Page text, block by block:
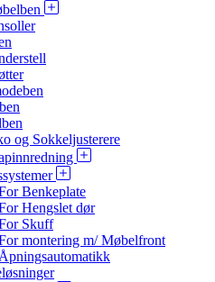
og Sokkeljusterere
Benkeplate
Hengslet dør
Skuff
montering m/ Møbelfront
Åpningsautomatikk